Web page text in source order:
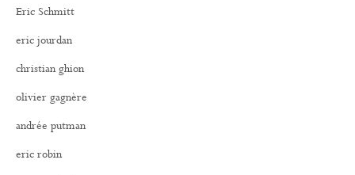
Eric Schmitt
eric jourdan
christian ghion
olivier gagnère
andrée putman
eric robin